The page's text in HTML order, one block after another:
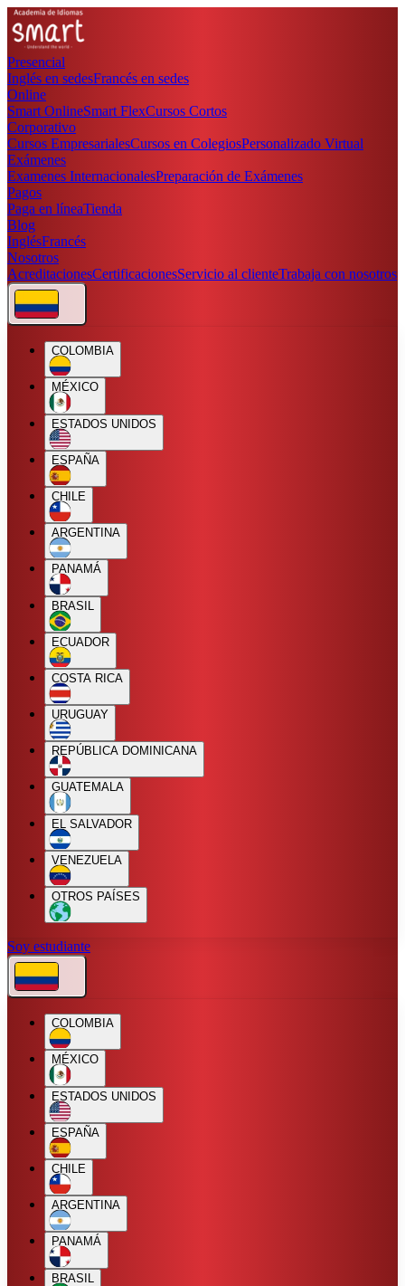
Presencial
Inglés en sedesFrancés en sedes
Online
Smart OnlineSmart FlexCursos Cortos
Corporativo
Cursos EmpresarialesCursos en ColegiosPersonalizado Virtual
Exámenes
Examenes InternacionalesPreparación de Exámenes
Pagos
Paga en líneaTienda
Blog
InglésFrancés
Nosotros
AcreditacionesCertificacionesServicio al clienteTrabaja con nosotros
COLOMBIA
MÉXICO
ESTADOS UNIDOS
ESPAÑA
CHILE
ARGENTINA
PANAMÁ
BRASIL
ECUADOR
COSTA RICA
URUGUAY
REPÚBLICA DOMINICANA
GUATEMALA
EL SALVADOR
VENEZUELA
OTROS PAÍSES
Soy estudiante
COLOMBIA
MÉXICO
ESTADOS UNIDOS
ESPAÑA
CHILE
ARGENTINA
PANAMÁ
BRASIL